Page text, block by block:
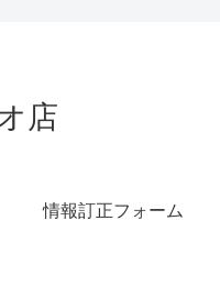
店
情報訂正フォーム